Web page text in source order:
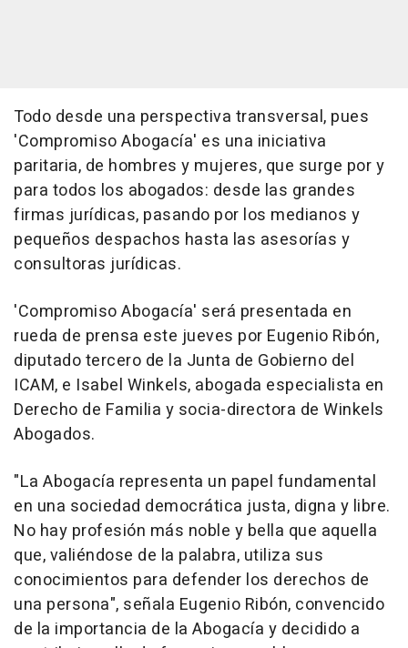
Todo desde una perspectiva transversal, pues
'Compromiso Abogacía' es una iniciativa
paritaria, de hombres y mujeres, que surge por y
para todos los abogados: desde las grandes
firmas jurídicas, pasando por los medianos y
pequeños despachos hasta las asesorías y
consultoras jurídicas.
'Compromiso Abogacía' será presentada en
rueda de prensa este jueves por Eugenio Ribón,
diputado tercero de la Junta de Gobierno del
ICAM, e Isabel Winkels, abogada especialista en
Derecho de Familia y socia-directora de Winkels
Abogados.
"La Abogacía representa un papel fundamental
en una sociedad democrática justa, digna y libre.
No hay profesión más noble y bella que aquella
que, valiéndose de la palabra, utiliza sus
conocimientos para defender los derechos de
una persona", señala Eugenio Ribón, convencido
de la importancia de la Abogacía y decidido a